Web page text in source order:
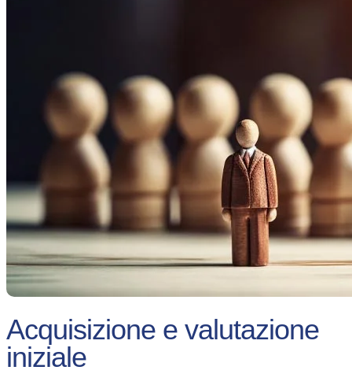
Acquisizione e valutazione
iniziale